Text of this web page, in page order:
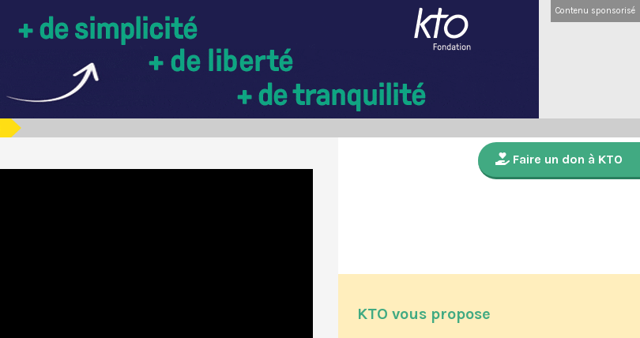
Contenu sponsorisé
Faire un don à KTO
KTO vous propose